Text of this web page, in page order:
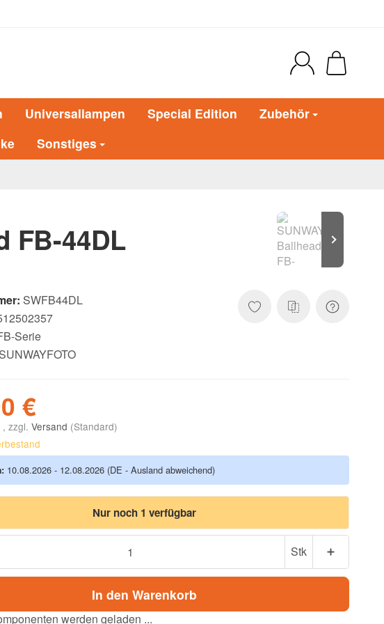
Universallampen Special Edition
Zubehör
Sonstiges
FB-44DL
SWFB44DL
Serie
SUNWAYFOTO
€
zzgl. Versand (Standard)
10.08.2026 - 12.08.2026 (DE - Ausland abweichend)
Nur noch 1 verfügbar
Stk
In den Warenkorb
werden geladen ...